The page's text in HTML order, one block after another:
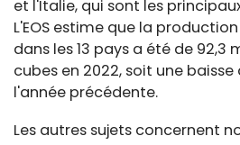
et l'Italie, qui sont les
L'EOS estime que la
dans les 13 pays a été de 92,3
cubes en 2022, soit une
l'année précédente.
Les autres sujets concernent